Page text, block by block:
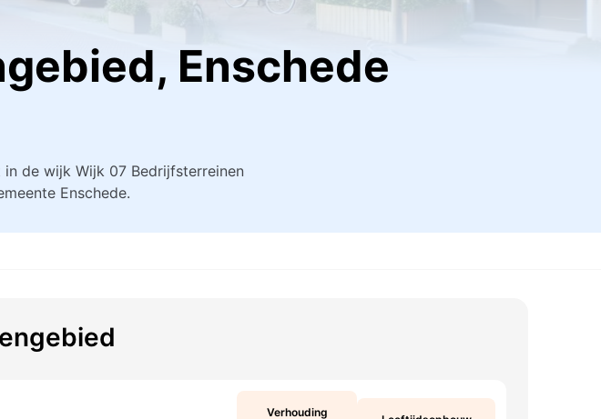
Enschede
de wijk Wijk 07 Bedrijfsterreinen
Enschede.
Verhouding